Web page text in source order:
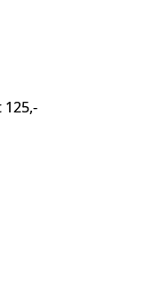
125,-